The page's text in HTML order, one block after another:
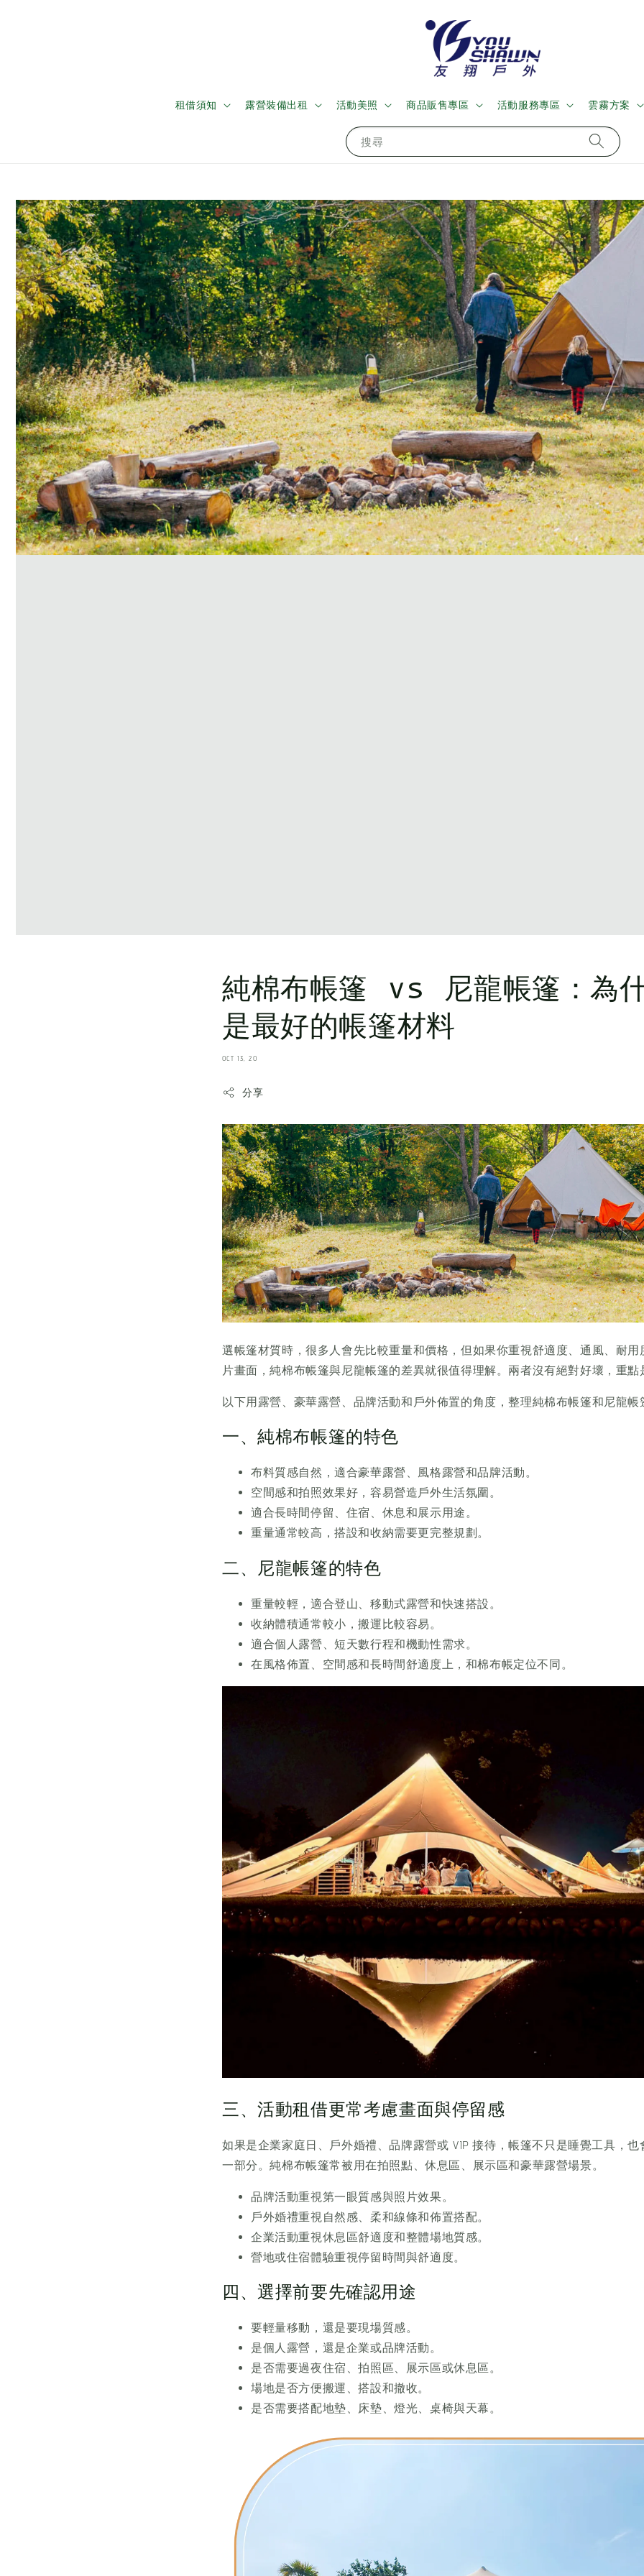
搜尋
租借須知 露營裝備出租 活動美照 商品販售專區 活動服務專區 雲霧方案
純棉布帳篷 vs 尼龍帳篷：為
是最好的帳篷材料
OCT 13, 20
分享
選帳篷材質時，很多人會先比較重量和價格，但如果你重視舒適度、通風、耐
片畫面，純棉布帳篷與尼龍帳篷的差異就很值得理解。兩者沒有絕對好壞，重點
以下用露營、豪華露營、品牌活動和戶外佈置的角度，整理純棉布帳篷和尼龍帳
一、純棉布帳篷的特色
布料質感自然，適合豪華露營、風格露營和品牌活動。
空間感和拍照效果好，容易營造戶外生活氛圍。
適合長時間停留、住宿、休息和展示用途。
重量通常較高，搭設和收納需要更完整規劃。
二、尼龍帳篷的特色
重量較輕，適合登山、移動式露營和快速搭設。
收納體積通常較小，搬運比較容易。
適合個人露營、短天數行程和機動性需求。
在風格佈置、空間感和長時間舒適度上，和棉布帳定位不同。
三、活動租借更常考慮畫面與停留感
如果是企業家庭日、戶外婚禮、品牌露營或 VIP 接待，帳篷不只是睡覺工具，
一部分。純棉布帳篷常被用在拍照點、休息區、展示區和豪華露營場景。
品牌活動重視第一眼質感與照片效果。
戶外婚禮重視自然感、柔和線條和佈置搭配。
企業活動重視休息區舒適度和整體場地質感。
營地或住宿體驗重視停留時間與舒適度。
四、選擇前要先確認用途
要輕量移動，還是要現場質感。
是個人露營，還是企業或品牌活動。
是否需要過夜住宿、拍照區、展示區或休息區。
場地是否方便搬運、搭設和撤收。
是否需要搭配地墊、床墊、燈光、桌椅與天幕。